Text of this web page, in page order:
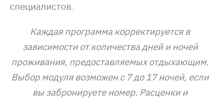
специалистов.
Каждая программа корректируется в
зависимости от количества дней и ночей
проживания, предоставляемых отдыхающим.
Выбор модуля возможен с 7 до 17 ночей, если
вы забронируете номер. Расценки и